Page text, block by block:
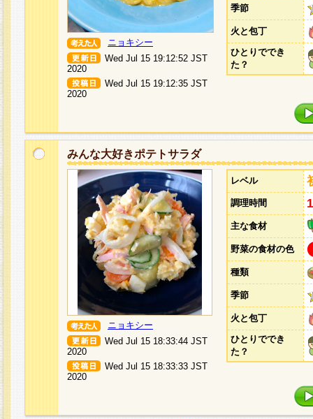
ニョキシー
Wed Jul 15 19:12:52 JST
2020
Wed Jul 15 19:12:35 JST
2020
季節
火と包丁
ひとりででき
た？
みんな大好きポテトサラダ
ニョキシー
Wed Jul 15 18:33:44 JST
2020
Wed Jul 15 18:33:33 JST
2020
レベル
調理時間
主な食材
野菜の食材の色
種類
季節
火と包丁
ひとりででき
た？